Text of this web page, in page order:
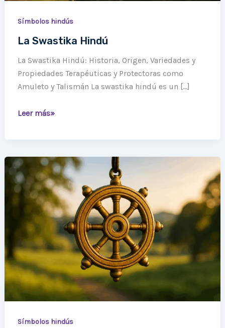
Símbolos hindús
La Swastika Hindú
La Swastika Hindú: Historia, Origen, Variedades y
Propiedades Terapéuticas y Protectoras como
Amuleto y Talismán La swastika hindú es un […]
Leer más»
Símbolos hindús
La
Rueda
del
Dharma